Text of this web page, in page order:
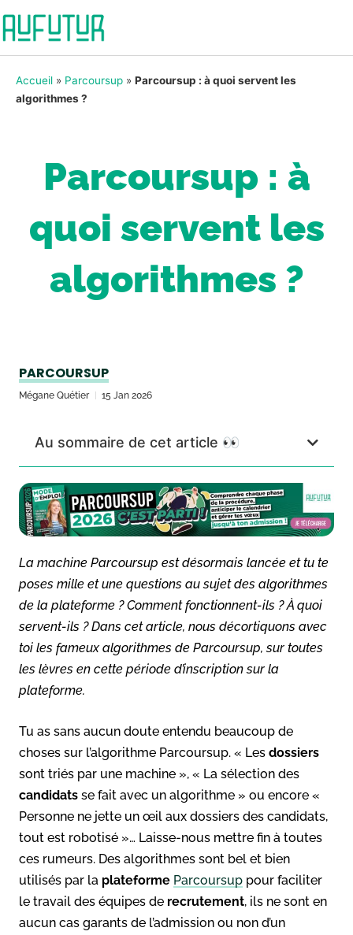
Accueil » Parcoursup » Parcoursup : à quoi servent les
algorithmes ?
Parcoursup : à
quoi servent les
algorithmes ?
PARCOURSUP
Mégane Quétier 15 Jan 2026
Au sommaire de cet article 👀
La machine Parcoursup est désormais lancée et tu te
poses mille et une questions au sujet des algorithmes
de la plateforme ? Comment fonctionnent-ils ? À quoi
servent-ils ? Dans cet article, nous décortiquons avec
toi les fameux algorithmes de Parcoursup, sur toutes
les lèvres en cette période d’inscription sur la
plateforme.
Tu as sans aucun doute entendu beaucoup de
choses sur l’algorithme Parcoursup. « Les dossiers
sont triés par une machine », « La sélection des
candidats se fait avec un algorithme » ou encore «
Personne ne jette un œil aux dossiers des candidats,
tout est robotisé »… Laisse-nous mettre fin à toutes
ces rumeurs. Des algorithmes sont bel et bien
utilisés par la plateforme Parcoursup pour faciliter
le travail des équipes de recrutement, ils ne sont en
aucun cas garants de l’admission ou non d’un